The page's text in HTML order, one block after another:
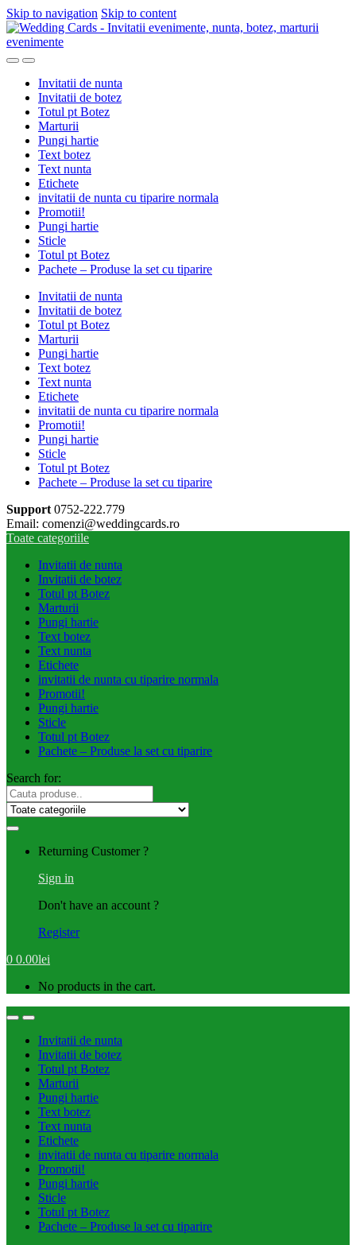
Skip to navigation Skip to content
Invitatii de nunta
Invitatii de botez
Totul pt Botez
Marturii
Pungi hartie
Text botez
Text nunta
Etichete
invitatii de nunta cu tiparire normala
Promotii!
Pungi hartie
Sticle
Totul pt Botez
Pachete – Produse la set cu tiparire
Invitatii de nunta
Invitatii de botez
Totul pt Botez
Marturii
Pungi hartie
Text botez
Text nunta
Etichete
invitatii de nunta cu tiparire normala
Promotii!
Pungi hartie
Sticle
Totul pt Botez
Pachete – Produse la set cu tiparire
Support 0752-222.779
Email: comenzi@weddingcards.ro
Toate categoriile
Invitatii de nunta
Invitatii de botez
Totul pt Botez
Marturii
Pungi hartie
Text botez
Text nunta
Etichete
invitatii de nunta cu tiparire normala
Promotii!
Pungi hartie
Sticle
Totul pt Botez
Pachete – Produse la set cu tiparire
Search for:
Returning Customer ?
Sign in
Don't have an account ?
Register
0 0.00lei
No products in the cart.
Invitatii de nunta
Invitatii de botez
Totul pt Botez
Marturii
Pungi hartie
Text botez
Text nunta
Etichete
invitatii de nunta cu tiparire normala
Promotii!
Pungi hartie
Sticle
Totul pt Botez
Pachete – Produse la set cu tiparire